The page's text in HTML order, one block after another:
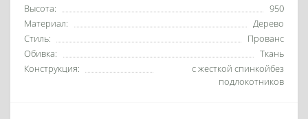
Высота:
950
Материал:
Дерево
Стиль:
Прованс
Обивка:
Ткань
Конструкция:
с жесткой спинкойбез
подлокотников